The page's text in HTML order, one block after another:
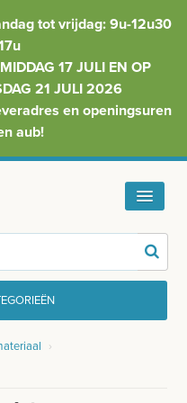
tot vrijdag: 9u-12u30
17 JULI EN OP
21 JULI 2026
en openingsuren
aub!
›